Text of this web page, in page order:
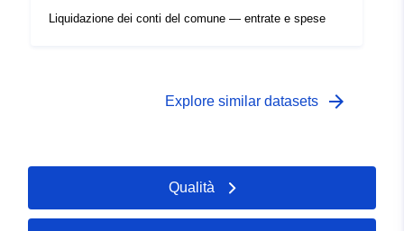
Liquidazione dei conti del comune — entrate e spese
Explore similar datasets arrow_forward
Qualità